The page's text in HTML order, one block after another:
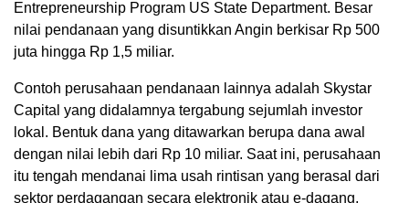
Entrepreneurship Program US State Department. Besar
nilai pendanaan yang disuntikkan Angin berkisar Rp 500
juta hingga Rp 1,5 miliar.
Contoh perusahaan pendanaan lainnya adalah Skystar
Capital yang didalamnya tergabung sejumlah investor
lokal. Bentuk dana yang ditawarkan berupa dana awal
dengan nilai lebih dari Rp 10 miliar. Saat ini, perusahaan
itu tengah mendanai lima usah rintisan yang berasal dari
sektor perdagangan secara elektronik atau e-dagang,